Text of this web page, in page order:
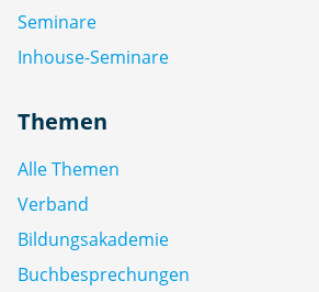
Seminare
Inhouse-Seminare
Themen
Alle Themen
Verband
Bildungsakademie
Buchbesprechungen